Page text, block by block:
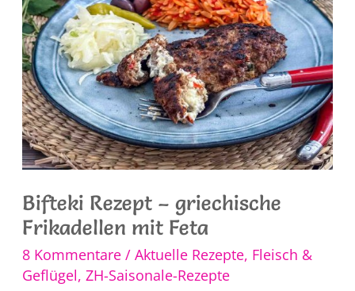
Bifteki Rezept – griechische
Frikadellen mit Feta
8 Kommentare / Aktuelle Rezepte, Fleisch &
Geflügel, ZH-Saisonale-Rezepte